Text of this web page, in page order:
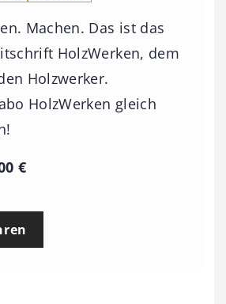
Machen. Das ist das
HolzWerken, dem
Holzwerker.
HolzWerken gleich
€P
e